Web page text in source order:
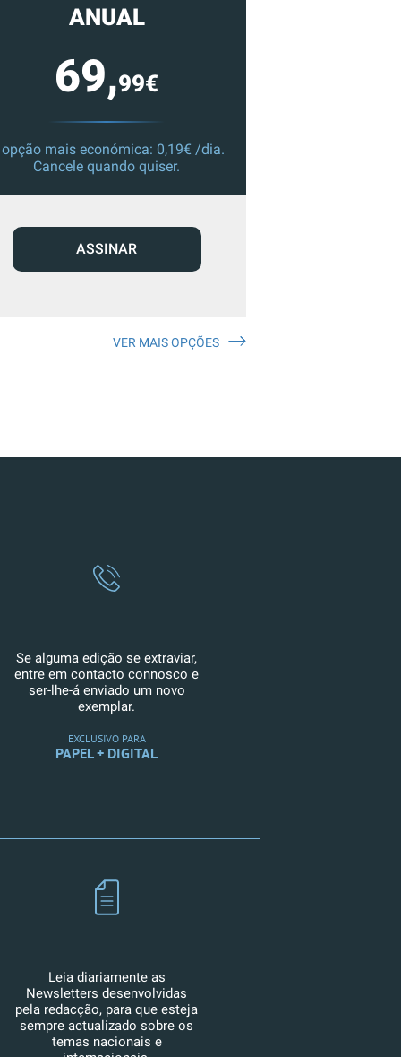
ANUAL
69,99€
mais económica: 0,19€ /dia.
Cancele quando quiser.
ASSINAR
VER MAIS OPÇÕES
Se alguma edição se extraviar,
entre em contacto connosco e
ser-lhe-á enviado um novo
exemplar.
EXCLUSIVO PARA
PAPEL + DIGITAL
Leia diariamente as
Newsletters desenvolvidas
pela redacção, para que esteja
sempre actualizado sobre os
temas nacionais e